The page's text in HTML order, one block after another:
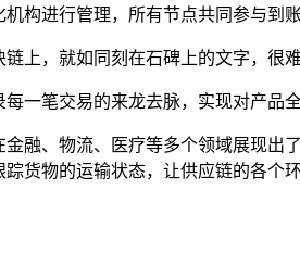
机构进行管理，所有节点共同参与到
链上，就如同刻在石碑上的文字，很
每一笔交易的来龙去脉，实现对产品
融、物流、医疗等多个领域展现
货物的运输状态，让供应链的各个